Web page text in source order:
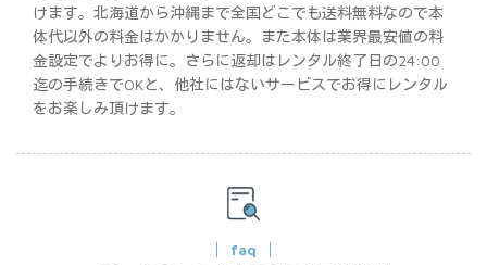
けます。北海道から沖縄まで全国どこでも送料無料なので本
体代以外の料金はかかりません。また本体は業界最安値の料
金設定でよりお得に。さらに返却はレンタル終了日の24:00
迄の手続きでOKと、他社にはないサービスでお得にレンタル
をお楽しみ頂けます。
faq